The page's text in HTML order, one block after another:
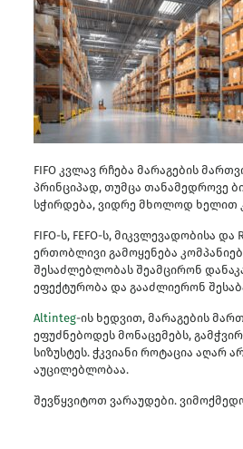
FIFO კვლავ რჩება მარაგების
პრინციპად, თუმცა თანამედროვე
სჭირდება, ვიდრე მხოლოდ ხელით
FIFO-ს, FEFO-ს, მიკვლევადობისა
ერთობლივი გამოყენება
შესაძლებლობას შეამცირონ
ეფექტურობა და გააძლიერონ
Altinteg-ის ხედვით, მარაგების
ეფუძნებოდეს მონაცემებს,
სიზუსტეს. ჭკვიანი როტაცია აღარ
აუცილებლობაა.
შევწყვიტოთ ვარაუდები.